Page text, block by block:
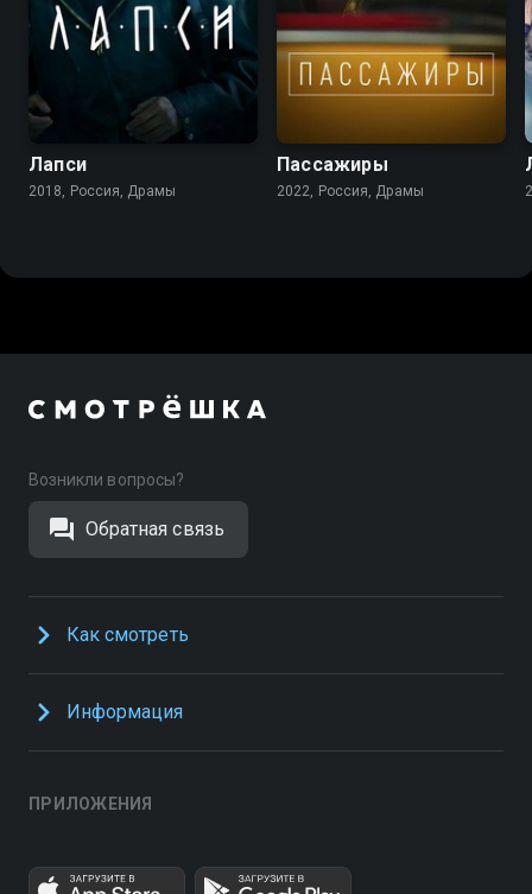
7.5
Лапси
2018, Россия, Драмы
Пассажиры
2022, Россия, Драмы
Возникли вопросы?
Обратная связь
Как смотреть
Информация
ПРИЛОЖЕНИЯ